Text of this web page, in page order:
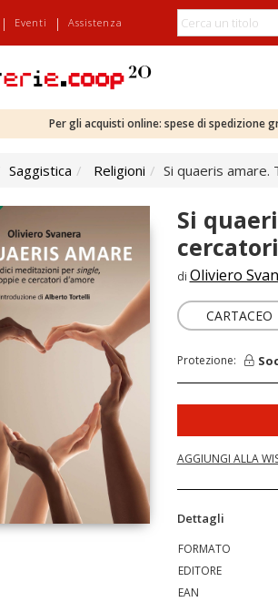
| Eventi | Assistenza
Per gli acquisti online: spese di spedizione
Saggistica Religioni Si quaeris
Si
di Oliviero
CARTACEO
Protezione:
AGGIUNGI ALLA
Dettagli
FORMATO
EDITORE
EAN